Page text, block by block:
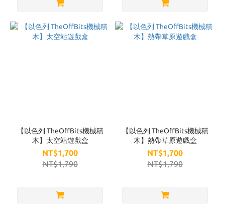
(9)
【以色列 TheOffBits機械積
木】太空站遊戲盒
NT$1,700
NT$1,790
【以色列 TheOffBits機械積
木】熱帶草原遊戲盒
NT$1,700
NT$1,790